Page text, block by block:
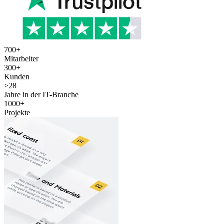
700+
Mitarbeiter
300+
Kunden
>28
Jahre in der IT-Branche
1000+
Projekte